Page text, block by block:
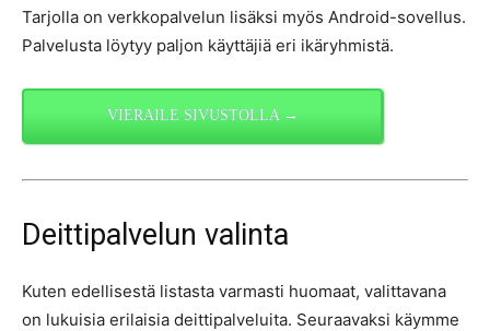
Tarjolla on verkkopalvelun lisäksi myös Android-sovellus.
Palvelusta löytyy paljon käyttäjiä eri ikäryhmistä.
VIERAILE SIVUSTOLLA →
Deittipalvelun valinta
Kuten edellisestä listasta varmasti huomaat, valittavana
on lukuisia erilaisia deittipalveluita. Seuraavaksi käymme